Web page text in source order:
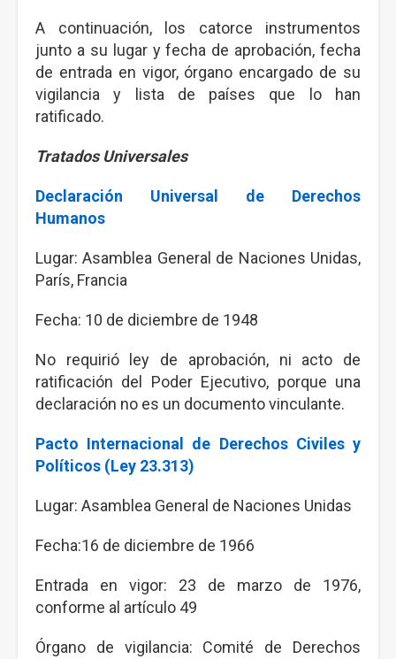
A continuación, los catorce instrumentos
junto a su lugar y fecha de aprobación, fecha
de entrada en vigor, órgano encargado de su
vigilancia y lista de países que lo han
ratificado.
Tratados Universales
Declaración Universal de Derechos
Humanos
Lugar: Asamblea General de Naciones Unidas,
París, Francia
Fecha: 10 de diciembre de 1948
No requirió ley de aprobación, ni acto de
ratificación del Poder Ejecutivo, porque una
declaración no es un documento vinculante.
Pacto Internacional de Derechos Civiles y
Políticos (Ley 23.313)
Lugar: Asamblea General de Naciones Unidas
Fecha:16 de diciembre de 1966
Entrada en vigor: 23 de marzo de 1976,
conforme al artículo 49
Órgano de vigilancia: Comité de Derechos